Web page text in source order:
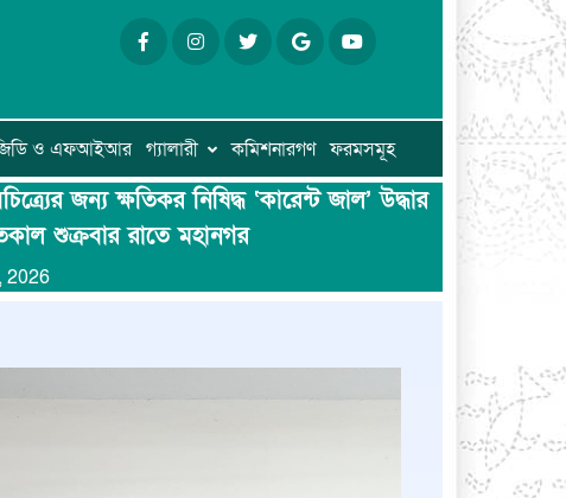
ও এফআইআর গ্যালারী কমিশনারগণ ফরমসমূহ
জন্য ক্ষতিকর নিষিদ্ধ ‘কারেন্ট জাল’ উদ্ধার
শুক্রবার রাতে মহানগর
2026